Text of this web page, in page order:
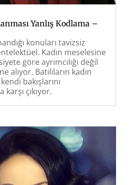
Yanlış Kodlama –
konuları tavizsiz
Kadın meselesine
göre ayrımcılığı değil
alıyor. Batılıların kadın
bakışlarını
karşı çıkıyor.